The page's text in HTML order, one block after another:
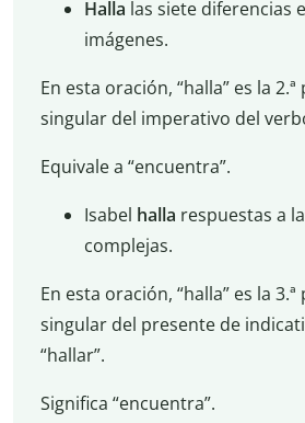
Halla las siete diferencias
imágenes.
En esta oración, “halla” es la
singular del imperativo del
Equivale a “encuentra”.
Isabel halla respuestas a
complejas.
En esta oración, “halla” es la
singular del presente de
“hallar”.
Significa “encuentra”.